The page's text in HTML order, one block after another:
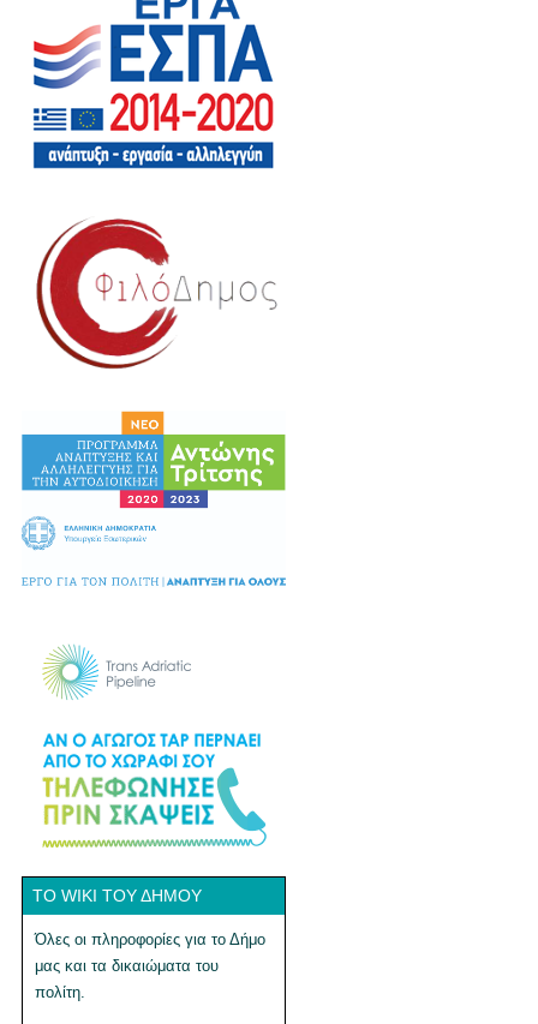
ΤΟ WIKI ΤΟΥ ΔΉΜΟΥ
Όλες οι πληροφορίες για το Δήμο
μας και τα δικαιώματα του
πολίτη.